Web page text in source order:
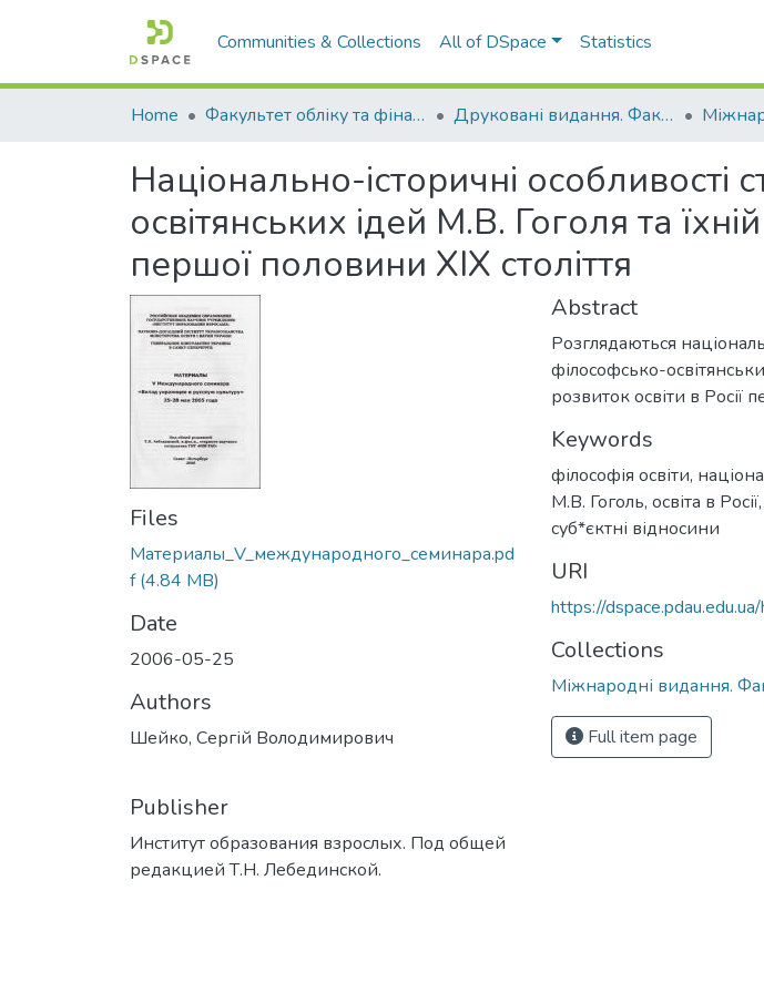
Communities & Collections All of DSpace Statistics
Home Факультет обліку та фінансів Друковані видання. Факультет обліку та фінансів
Національно-історичні
освітянських ідей М.В. Гоголя та
першої половини ХІХ століття
Files
Материалы_V_международного_семинара.pd
f(4.84 MB)
Date
2006-05-25
Authors
Шейко, Сергій Володимирович
Publisher
Институт образования взрослых. Под общей
редакцией Т.Н. Лебединской.
Abstract
Розглядаються
філософсько-
розвиток освіти в Росії
Keywords
філософія освіти,
М.В. Гоголь, освіта в
суб*єктні відносини
URI
https://
Collections
Міжнародні видання.
Full item page